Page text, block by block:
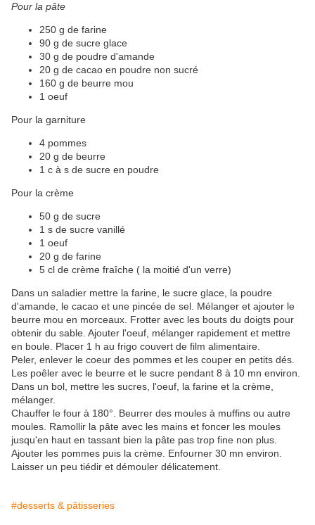
Pour la pâte
250 g de farine
90 g de sucre glace
30 g de poudre d'amande
20 g de cacao en poudre non sucré
160 g de beurre mou
1 oeuf
Pour la garniture
4 pommes
20 g de beurre
1 c à s de sucre en poudre
Pour la crème
50 g de sucre
1 s de sucre vanillé
1 oeuf
20 g de farine
5 cl de crème fraîche ( la moitié d'un verre)
Dans un saladier mettre la farine, le sucre glace, la poudre
d'amande, le cacao et une pincée de sel. Mélanger et ajouter le
beurre mou en morceaux. Frotter avec les bouts du doigts pour
obtenir du sable. Ajouter l'oeuf, mélanger rapidement et mettre
en boule. Placer 1 h au frigo couvert de film alimentaire.
Peler, enlever le coeur des pommes et les couper en petits dés.
Les poêler avec le beurre et le sucre pendant 8 à 10 mn environ.
Dans un bol, mettre les sucres, l'oeuf, la farine et la crème,
mélanger.
Chauffer le four à 180°. Beurrer des moules à muffins ou autre
moules. Ramollir la pâte avec les mains et foncer les moules
jusqu'en haut en tassant bien la pâte pas trop fine non plus.
Ajouter les pommes puis la crème. Enfourner 30 mn environ.
Laisser un peu tiédir et démouler délicatement.
#desserts & pâtisseries